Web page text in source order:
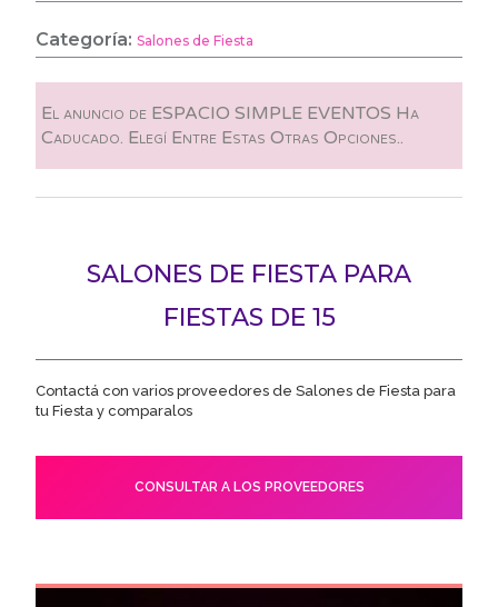
Categoría:Salones de Fiesta
El anuncio de ESPACIO SIMPLE EVENTOS Ha
Caducado. Elegí Entre Estas Otras Opciones..
SALONES DE FIESTA PARA
FIESTAS DE 15
Contactá con varios proveedores de Salones de Fiesta para
tu Fiesta y comparalos
CONSULTAR A LOS PROVEEDORES